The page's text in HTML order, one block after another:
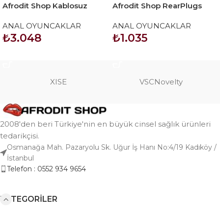
Afrodit Shop Kablosuz
Titreşimli Anal Plug
ANAL OYUNCAKLAR
₺3.048
Afrodit Shop RearPlugs
Tıkaç
ANAL OYUNCAKLAR
₺1.035
XISE VSCNovelty
2008'den beri Türkiye'nin en büyük cinsel sağlık ürünleri
tedarikçisi.
Osmanağa Mah. Pazaryolu Sk. Uğur İş Hanı No:4/19 Kadıköy /
İstanbul
Telefon : 0552 934 9654
KATEGORILER